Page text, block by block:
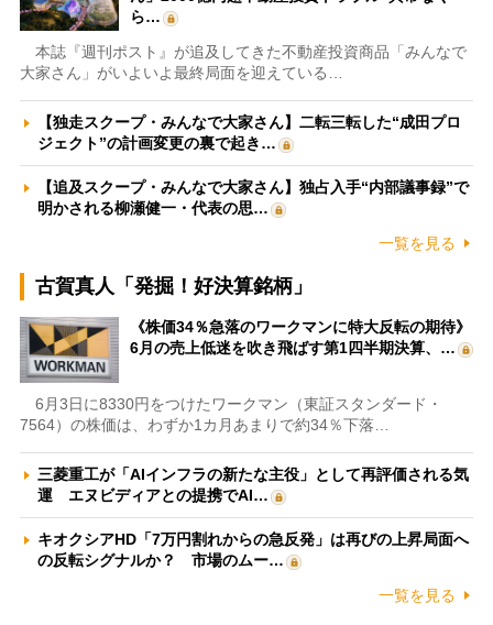
ら…
本誌『週刊ポスト』が追及してきた不動産投資商品「みんなで
大家さん」がいよいよ最終局面を迎えている…
【独走スクープ・みんなで大家さん】二転三転した“成田プロ
ジェクト”の計画変更の裏で起き…
【追及スクープ・みんなで大家さん】独占入手“内部議事録”で
明かされる柳瀬健一・代表の思…
一覧を見る
古賀真人「発掘！好決算銘柄」
《株価34％急落のワークマンに特大反転の期待》
6月の売上低迷を吹き飛ばす第1四半期決算、…
6月3日に8330円をつけたワークマン（東証スタンダード・
7564）の株価は、わずか1カ月あまりで約34％下落…
三菱重工が「AIインフラの新たな主役」として再評価される気
運 エヌビディアとの提携でAI…
キオクシアHD「7万円割れからの急反発」は再びの上昇局面へ
の反転シグナルか？ 市場のムー…
一覧を見る